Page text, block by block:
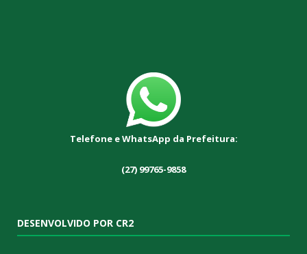
Telefone e WhatsApp da Prefeitura:
(27) 99765-9858
DESENVOLVIDO POR CR2